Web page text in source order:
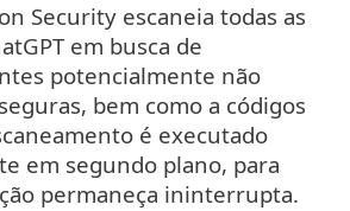
Security escaneia todas as
em busca de
potencialmente não
bem como a códigos
é executado
em segundo plano, para
permaneça ininterrupta.